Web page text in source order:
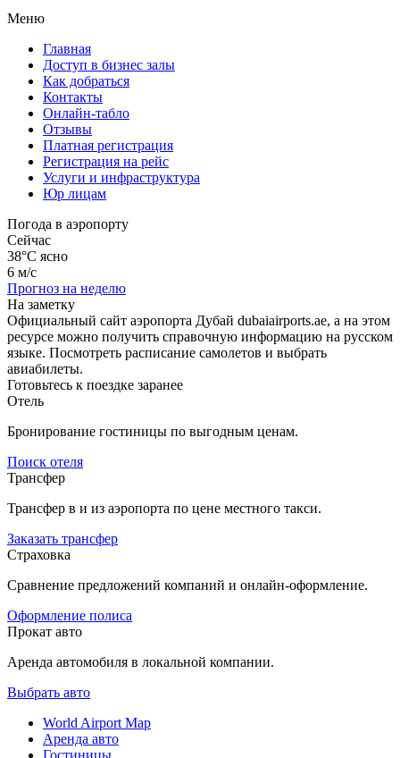
Меню
Главная
Доступ в бизнес залы
Как добраться
Контакты
Онлайн-табло
Отзывы
Платная регистрация
Регистрация на рейс
Услуги и инфраструктура
Юр лицам
Погода в аэропорту
Сейчас
38°C ясно
6 м/с
Прогноз на неделю
На заметку
Официальный сайт аэропорта Дубай dubaiairports.ae, а на этом
ресурсе можно получить справочную информацию на русском
языке. Посмотреть расписание самолетов и выбрать
авиабилеты.
Готовьтесь к поездке заранее
Отель
Бронирование гостиницы по выгодным ценам.
Поиск отеля
Трансфер
Трансфер в и из аэропорта по цене местного такси.
Заказать трансфер
Страховка
Сравнение предложений компаний и онлайн-оформление.
Оформление полиса
Прокат авто
Аренда автомобиля в локальной компании.
Выбрать авто
World Airport Map
Аренда авто
Гостиницы